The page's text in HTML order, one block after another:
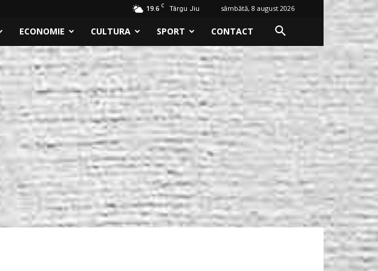
19.6 C Târgu Jiu sâmbătă, 8 august 2026
ECONOMIE CULTURA SPORT CONTACT